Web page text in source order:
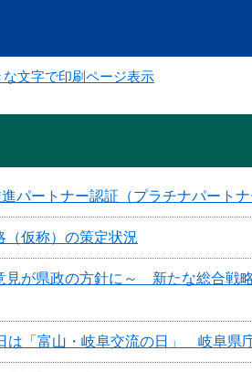
な文字で印刷ページ表示
進パートナー認証（プラチナパート
（仮称）の策定状況
見が県政の方針に～ 新たな総合戦
は「富山・岐阜交流の日」 岐阜県